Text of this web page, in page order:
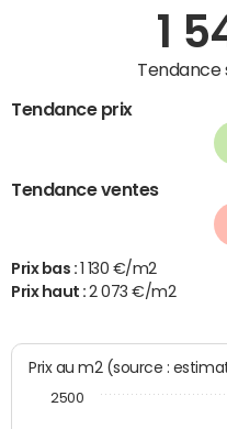
1
Tendance
Tendance prix
Tendance ventes
Prix bas :
1 130 €/m2
Prix haut :2 073 €/m2
Prix au m2 (source :
2500